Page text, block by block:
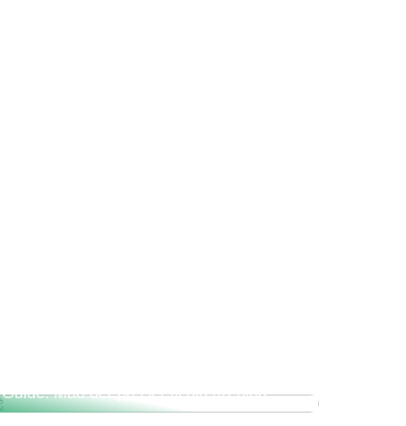
Guide: Mad der passer til din træning.